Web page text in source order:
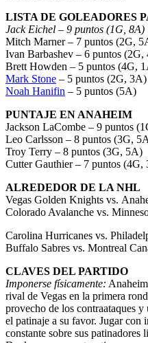
LISTA DE GOLEADORES
Jack Eichel – 9 puntos (1G, 8A)
Mitch Marner – 7 puntos (2G,
Ivan Barbashev – 6 puntos (2G,
Brett Howden – 5 puntos (4G,
Mark Stone – 5 puntos (2G, 3A)
Noah Hanifin – 5 puntos (5A)
PUNTAJE EN ANAHEIM
Jackson LaCombe – 9 puntos
Leo Carlsson – 8 puntos (3G,
Troy Terry – 8 puntos (3G, 5A)
Cutter Gauthier – 7 puntos (4G,
ALREDEDOR DE LA NHL
Vegas Golden Knights vs.
Colorado Avalanche vs.
Carolina Hurricanes vs.
Buffalo Sabres vs. Montreal
CLAVES DEL PARTIDO
Imponerse físicamente:
rival de Vegas en la primera
provecho de los contraataques
el patinaje a su favor. Jugar con
constante sobre sus patinadores